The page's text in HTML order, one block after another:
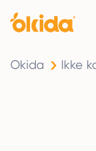
Okida Ikke